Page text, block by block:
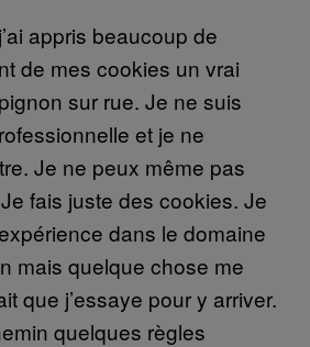
appris beaucoup de
de mes cookies un vrai
sur rue. Je ne suis
et je ne
Je ne peux même pas
fais juste des cookies. Je
dans le domaine
mais quelque chose me
que j’essaye pour y arriver.
quelques règles